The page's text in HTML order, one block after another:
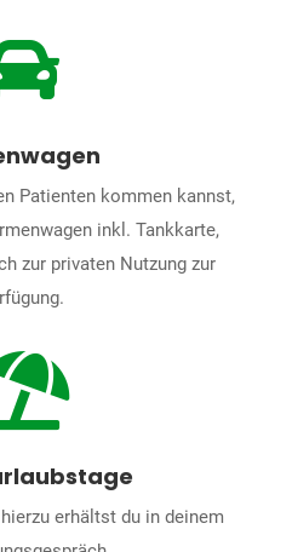
Patienten kommen kannst,
inkl. Tankkarte,
zur privaten Nutzung zur
erhältst du in deinem